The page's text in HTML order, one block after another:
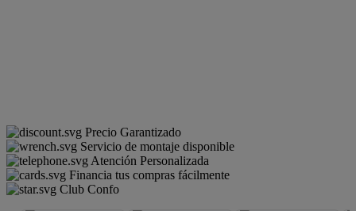
Precio Garantizado
Servicio de montaje disponible
Atención Personalizada
Financia tus compras fácilmente
Club Confo